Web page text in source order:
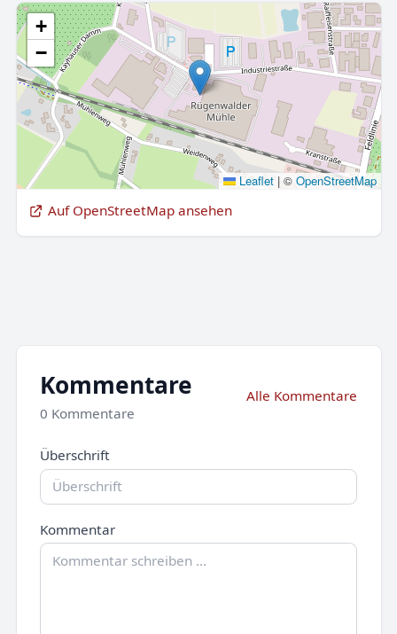
+
−
Leaflet |© OpenStreetMap
Auf OpenStreetMap ansehen
Kommentare
0 Kommentare
Alle Kommentare
Überschrift
Kommentar